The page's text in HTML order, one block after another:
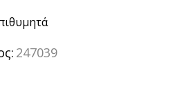
247039